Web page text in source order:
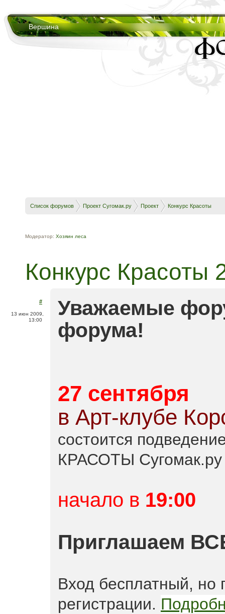
Вершина
Список форумов Проект Сугомак.ру Проект Конкурс Красоты
Модератор: Хозяин леса
Конкурс Красоты
#
13 июн 2009,
13:00
Уважаемые
форума!
27 сентября
в Арт-клубе
состоится
КРАСОТЫ Сугомак.ру
начало в 19:00
Приглашаем
Вход бесплатный, но
регистрации.